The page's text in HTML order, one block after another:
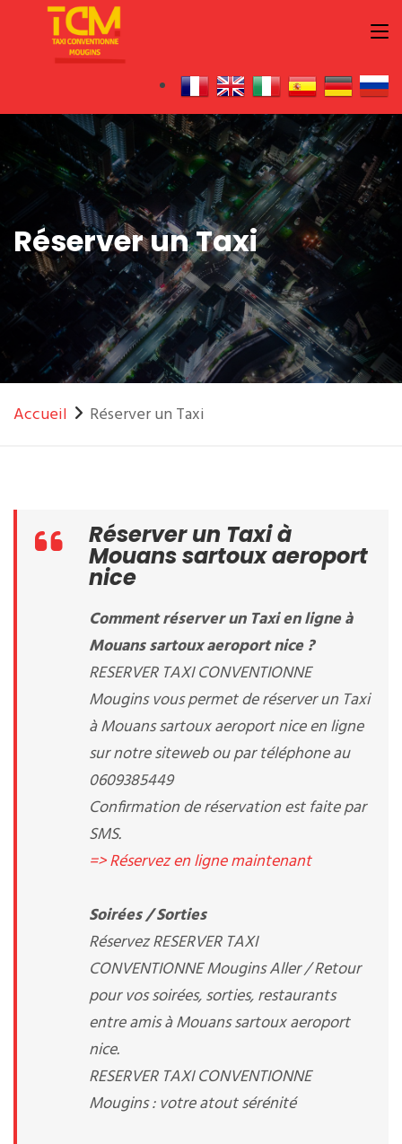
Réserver un Taxi
Accueil Réserver un Taxi
Réserver un Taxi à
Mouans sartoux aeroport
nice
Comment réserver un Taxi en ligne à
Mouans sartoux aeroport nice ?
RESERVER TAXI CONVENTIONNE
Mougins vous permet de réserver un Taxi
à Mouans sartoux aeroport nice en ligne
sur notre siteweb ou par téléphone au
0609385449
Confirmation de réservation est faite par
SMS.
=> Réservez en ligne maintenant
Soirées / Sorties
Réservez RESERVER TAXI
CONVENTIONNE Mougins Aller / Retour
pour vos soirées, sorties, restaurants
entre amis à Mouans sartoux aeroport
nice.
RESERVER TAXI CONVENTIONNE
Mougins : votre atout sérénité